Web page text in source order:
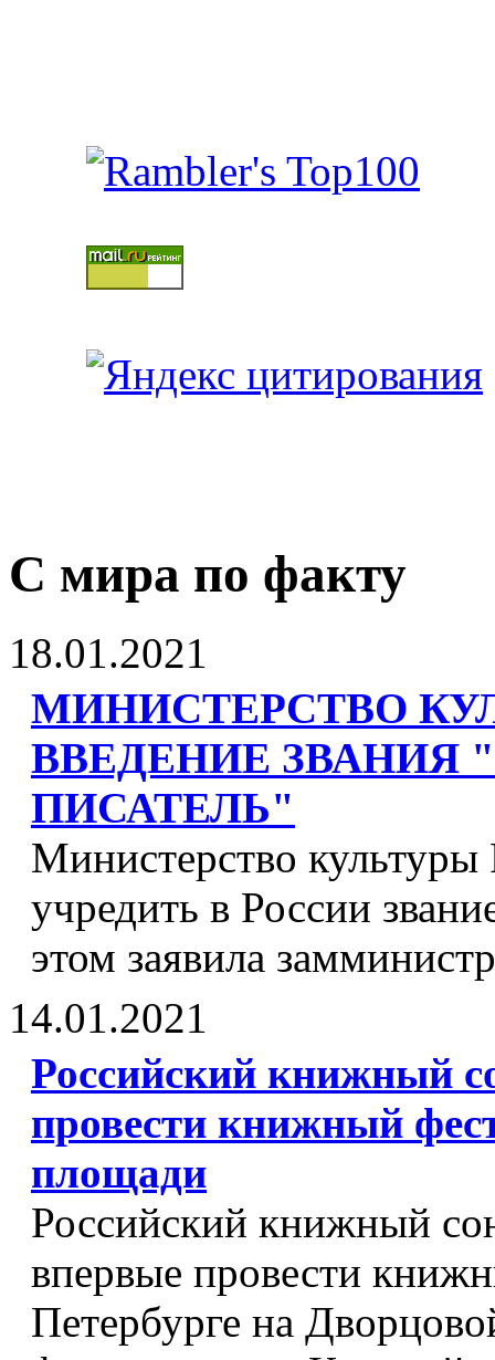
С мира по факту
18.01.2021
МИНИСТЕРСТВО
ВВЕДЕНИЕ
ПИСАТЕЛЬ"
Министерство
учредить в России
этом заявила
14.01.2021
Российский книжный
провести книжный
площади
Российский книжный
впервые провести
Петербурге на